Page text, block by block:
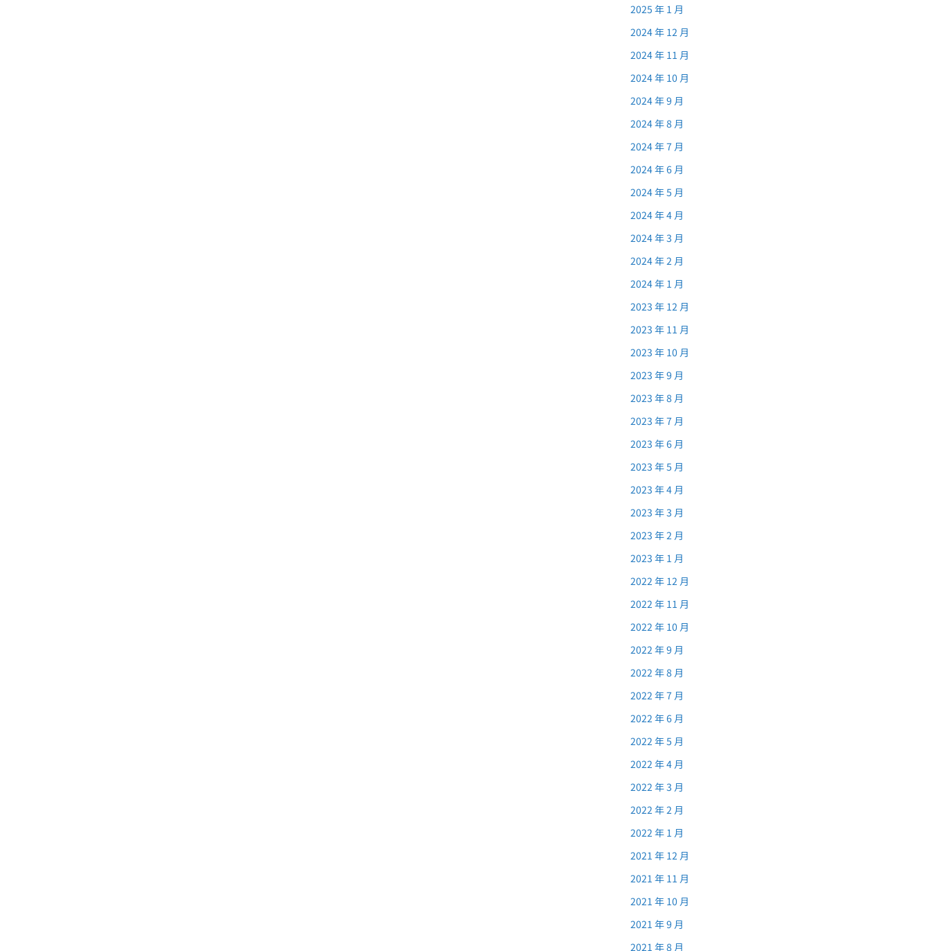
2025 年 1 月
2024 年 12 月
2024 年 11 月
2024 年 10 月
2024 年 9 月
2024 年 8 月
2024 年 7 月
2024 年 6 月
2024 年 5 月
2024 年 4 月
2024 年 3 月
2024 年 2 月
2024 年 1 月
2023 年 12 月
2023 年 11 月
2023 年 10 月
2023 年 9 月
2023 年 8 月
2023 年 7 月
2023 年 6 月
2023 年 5 月
2023 年 4 月
2023 年 3 月
2023 年 2 月
2023 年 1 月
2022 年 12 月
2022 年 11 月
2022 年 10 月
2022 年 9 月
2022 年 8 月
2022 年 7 月
2022 年 6 月
2022 年 5 月
2022 年 4 月
2022 年 3 月
2022 年 2 月
2022 年 1 月
2021 年 12 月
2021 年 11 月
2021 年 10 月
2021 年 9 月
2021 年 8 月